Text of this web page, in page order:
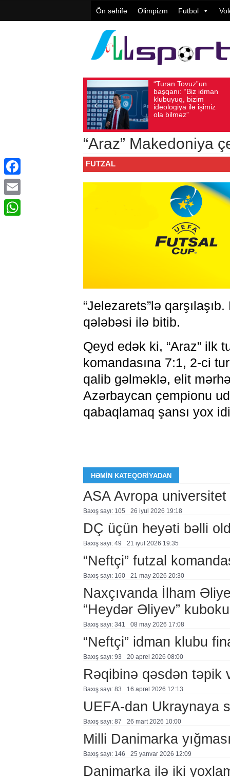
Ön səhifə Olimpizm Futbol
başqanı: “Biz idman
klubuyuq, bizim
ideologiya ilə işimiz
ola bilməz”
Avqust 05, 2026
“Araz” Makedoniya
FUTZAL
“Jelezarets”lə
qələbəsi ilə bitib.
Qeyd edək ki, “Araz” ilk
komandasına 7:1, 2-ci
qalib gəlməklə, elit
Azərbaycan çempionu
qabaqlamaq şansı yox
HƏMIN KATEQORIYADAN
ASA Avropa universitet
Baxış sayı: 105 26 i̇yul 2026 19:18
DÇ üçün heyəti bəlli
Baxış sayı: 49 21 i̇yul 2026 19:35
“Neftçi” futzal
Baxış sayı: 160 21 may 2026 20:30
Naxçıvanda İlham
“Heydər Əliyev”
Baxış sayı: 341 08 may 2026 17:08
“Neftçi” idman klubu
Baxış sayı: 93 20 aprel 2026 08:00
Rəqibinə qəsdən təpik
Baxış sayı: 83 16 aprel 2026 12:13
UEFA-dan Ukraynaya
Baxış sayı: 87 26 mart 2026 10:00
Milli Danimarka
Baxış sayı: 146 25 yanvar 2026 12:09
Danimarka ilə iki
Facebook
Email